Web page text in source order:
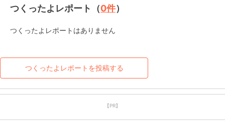
つくったよレポート（0件）
つくったよレポートはありません
つくったよレポートを投稿する
【PR】